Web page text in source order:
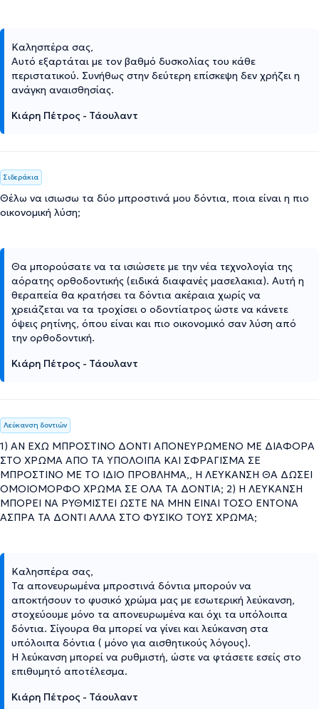
Καλησπέρα σας,
Αυτό εξαρτάται με τον βαθμό δυσκολίας του κάθε
περιστατικού. Συνήθως στην δεύτερη επίσκεψη δεν χρήζει η
ανάγκη αναισθησίας.
Κιάρη Πέτρος - Τάουλαντ
Σιδεράκια
Θέλω να ισιωσω τα δύο μπροστινά μου δόντια, ποια είναι η πιο
οικονομική λύση;
Θα μπορούσατε να τα ισιώσετε με την νέα τεχνολογία της
αόρατης ορθοδοντικής (ειδικά διαφανές μασελακια). Αυτή η
θεραπεία θα κρατήσει τα δόντια ακέραια χωρίς να
χρειάζεται να τα τροχίσει ο οδοντίατρος ώστε να κάνετε
όψεις ρητίνης, όπου είναι και πιο οικονομικό σαν λύση από
την ορθοδοντική.
Κιάρη Πέτρος - Τάουλαντ
Λεύκανση δοντιών
1) ΑΝ ΕΧΩ ΜΠΡΟΣΤΙΝΟ ΔΟΝΤΙ ΑΠΟΝΕΥΡΩΜΕΝΟ ΜΕ ΔΙΑΦΟΡΑ
ΣΤΟ ΧΡΩΜΑ ΑΠΟ ΤΑ ΥΠΟΛΟΙΠΑ ΚΑΙ ΣΦΡΑΓΙΣΜΑ ΣΕ
ΜΠΡΟΣΤΙΝΟ ΜΕ ΤΟ ΙΔΙΟ ΠΡΟΒΛΗΜΑ,, Η ΛΕΥΚΑΝΣΗ ΘΑ ΔΩΣΕΙ
ΟΜΟΙΟΜΟΡΦΟ ΧΡΩΜΑ ΣΕ ΟΛΑ ΤΑ ΔΟΝΤΙΑ; 2) Η ΛΕΥΚΑΝΣΗ
ΜΠΟΡΕΙ ΝΑ ΡΥΘΜΙΣΤΕΙ ΩΣΤΕ ΝΑ ΜΗΝ ΕΙΝΑΙ ΤΟΣΟ ΕΝΤΟΝΑ
ΑΣΠΡΑ ΤΑ ΔΟΝΤΙ ΑΛΛΑ ΣΤΟ ΦΥΣΙΚΟ ΤΟΥΣ ΧΡΩΜΑ;
Καλησπέρα σας,
Τα απονευρωμένα μπροστινά δόντια μπορούν να
αποκτήσουν το φυσικό χρώμα μας με εσωτερική λεύκανση,
στοχεύουμε μόνο τα απονευρωμένα και όχι τα υπόλοιπα
δόντια. Σίγουρα θα μπορεί να γίνει και λεύκανση στα
υπόλοιπα δόντια ( μόνο για αισθητικούς λόγους).
Η λεύκανση μπορεί να ρυθμιστή, ώστε να φτάσετε εσείς στο
επιθυμητό αποτέλεσμα.
Κιάρη Πέτρος - Τάουλαντ